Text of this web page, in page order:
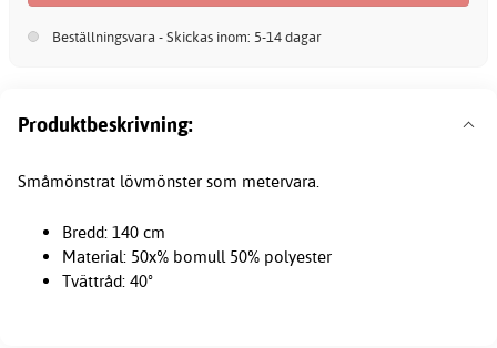
Beställningsvara - Skickas inom: 5-14 dagar
Produktbeskrivning:
Småmönstrat lövmönster som metervara.
Bredd: 140 cm
Material: 50x% bomull 50% polyester
Tvättråd: 40º